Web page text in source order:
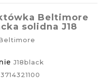
Beltimore
solidna J18
J18black